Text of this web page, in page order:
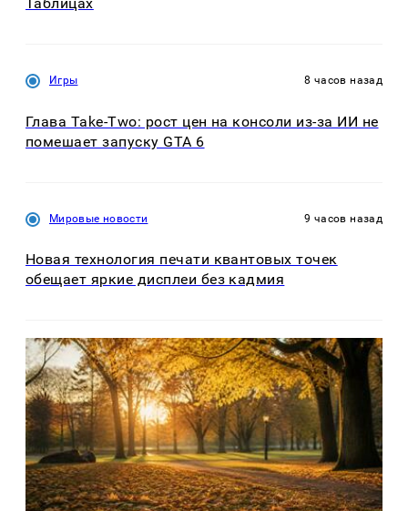
Игры 8 часов назад
Глава Take-Two: рост цен на консоли из-за ИИ не
помешает запуску GTA 6
Мировые новости 9 часов назад
Новая технология печати квантовых точек
обещает яркие дисплеи без кадмия